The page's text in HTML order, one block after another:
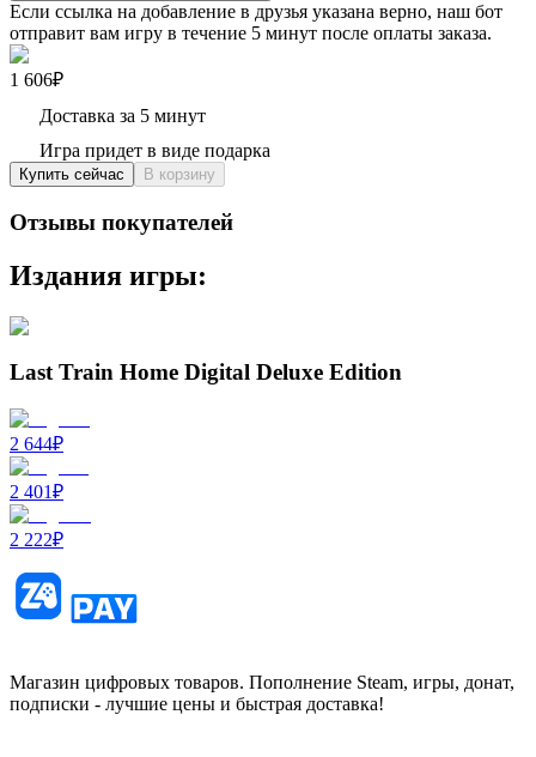
Если ссылка на добавление в друзья указана верно, наш бот
отправит вам игру в течение 5 минут после оплаты заказа.
1 606₽
Доставка за 5 минут
Игра придет в виде подарка
Купить сейчас В корзину
Отзывы покупателей
Издания игры:
Last Train Home Digital Deluxe Edition
2 644₽
2 401₽
2 222₽
Магазин цифровых товаров. Пополнение Steam, игры, донат,
подписки - лучшие цены и быстрая доставка!